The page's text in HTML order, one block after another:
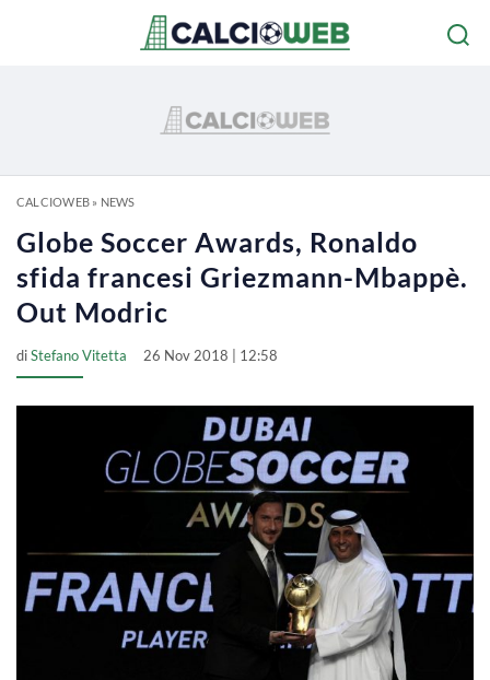
CALCIOWEB» NEWS
Globe Soccer Awards, Ronaldo
sfida francesi Griezmann-Mbappè.
Out Modric
diStefano Vitetta 26 Nov 2018 | 12:58